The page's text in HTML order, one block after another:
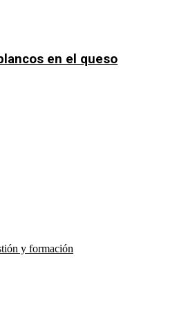
en el queso
y formación